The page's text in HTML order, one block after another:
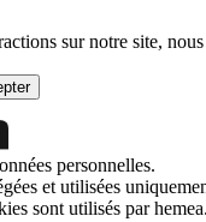
sur notre site,
personnelles.
et utilisées
sont utilisés par